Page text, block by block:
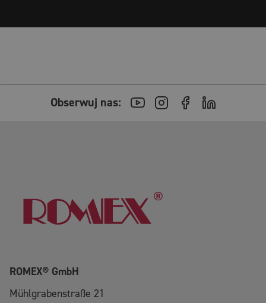
Obserwuj nas:
ROMEX® GmbH
Mühlgrabenstraße 21